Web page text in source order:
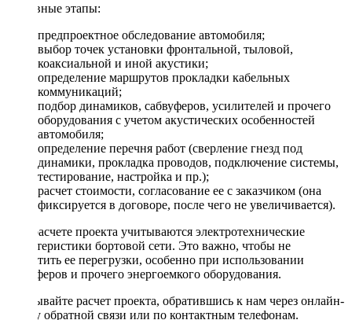
Основные этапы:
предпроектное обследование автомобиля;
выбор точек установки фронтальной, тыловой,
коаксиальной и иной акустики;
определение маршрутов прокладки кабельных
коммуникаций;
подбор динамиков, сабвуферов, усилителей и прочего
оборудования с учетом акустических особенностей
автомобиля;
определение перечня работ (сверление гнезд под
динамики, прокладка проводов, подключение системы,
тестирование, настройка и пр.);
расчет стоимости, согласование ее с заказчиком (она
фиксируется в договоре, после чего не увеличивается).
При расчете проекта учитываются электротехнические
характеристики бортовой сети. Это важно, чтобы не
допустить ее перегрузки, особенно при использовании
сабвуферов и прочего энергоемкого оборудования.
Заказывайте расчет проекта, обратившись к нам через онлайн-
форму обратной связи или по контактным телефонам.